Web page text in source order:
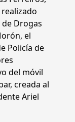
Drogas
el
Policía de
del móvil
creada al
Ariel